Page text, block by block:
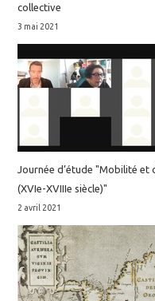
collective
3 mai 2021
Journée d’étude "Mobilité et
(XVIe-XVIIIe siècle)"
2 avril 2021